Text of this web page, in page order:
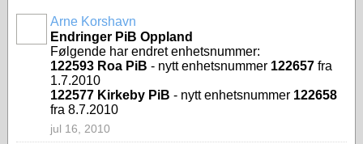
Arne Korshavn
Endringer PiB Oppland
Følgende har endret enhetsnummer:
122593 Roa PiB - nytt enhetsnummer 122657 fra
1.7.2010
122577 Kirkeby PiB - nytt enhetsnummer 122658
fra 8.7.2010
jul 16, 2010